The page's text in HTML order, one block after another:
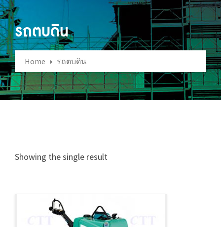
รถตบดิน
Home รถตบดิน
Showing the single result